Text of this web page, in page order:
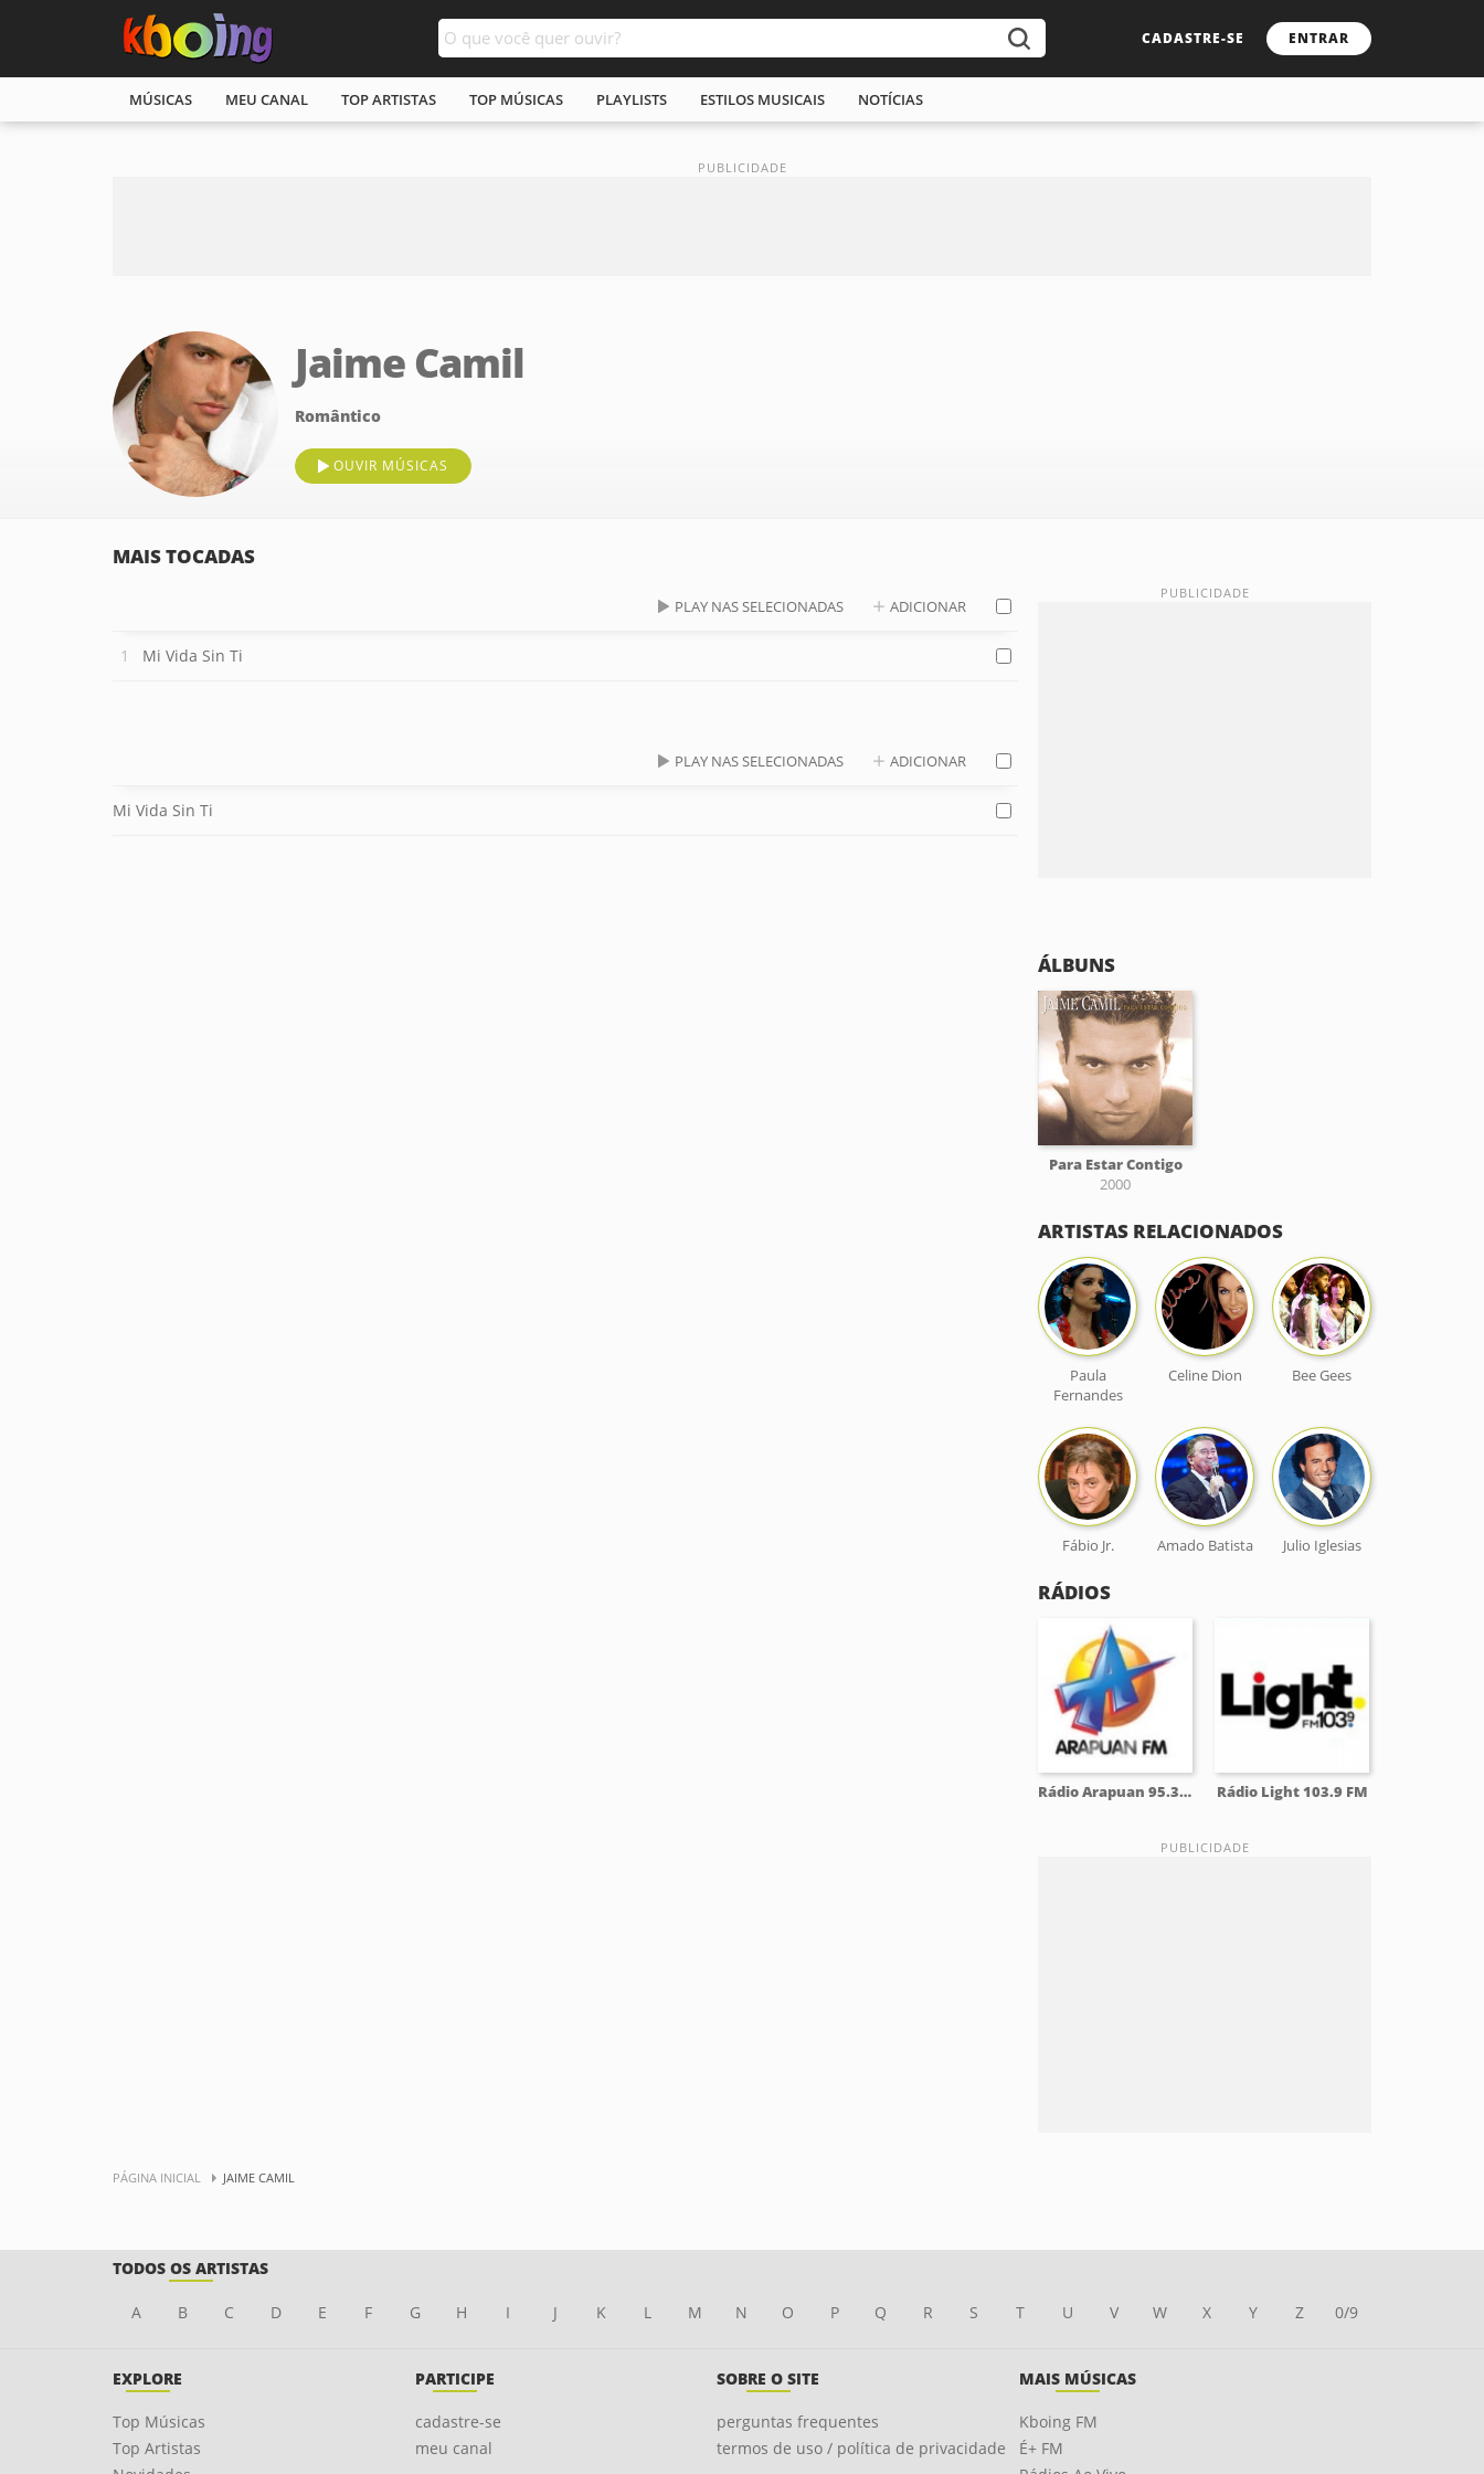
CADASTRE-SE ENTRAR
MÚSICAS MEU CANAL TOP ARTISTAS TOP MÚSICAS PLAYLISTS ESTILOS MUSICAIS NOTÍCIAS
Jaime Camil
Romântico
OUVIR MÚSICAS
MAIS TOCADAS
PLAY NAS SELECIONADAS ADICIONAR
Mi Vida Sin Ti
PLAY NAS SELECIONADAS ADICIONAR
Mi Vida Sin Ti
ÁLBUNS
Para Estar Contigo
2000
ARTISTAS RELACIONADOS
Paula
Fernandes
Celine Dion Bee Gees
Fábio Jr. Amado Batista Julio Iglesias
RÁDIOS
Rádio Arapuan 95.3 FM Rádio Light 103.9 FM
PÁGINA INICIAL JAIME CAMIL
TODOS OS ARTISTAS
A B C D E F G H I J K L M N O P Q R S T U V W X Y Z 0/9
EXPLORE
Top Músicas
Top Artistas
PARTICIPE
cadastre-se
meu canal
SOBRE O SITE
perguntas frequentes
termos de uso / política de privacidade
MAIS MÚSICAS
Kboing FM
É+ FM